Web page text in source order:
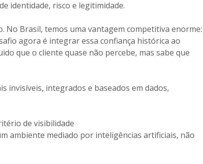
identidade, risco e legitimidade.
No Brasil, temos uma vantagem competitiva enorme:
agora é integrar essa confiança histórica ao
que o cliente quase não percebe, mas sabe que
invisíveis, integrados e baseados em dados,
de visibilidade
ambiente mediado por inteligências artificiais, não